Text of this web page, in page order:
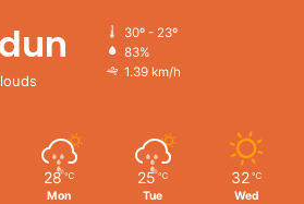
30º - 23º
83%
1.39 km/h
28 ℃
Mon
25 ℃
Tue
32 ℃
Wed